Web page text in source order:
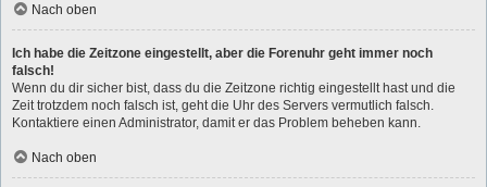
Nach oben
Ich habe die Zeitzone eingestellt, aber die Forenuhr geht immer noch
falsch!
Wenn du dir sicher bist, dass du die Zeitzone richtig eingestellt hast und die
Zeit trotzdem noch falsch ist, geht die Uhr des Servers vermutlich falsch.
Kontaktiere einen Administrator, damit er das Problem beheben kann.
Nach oben